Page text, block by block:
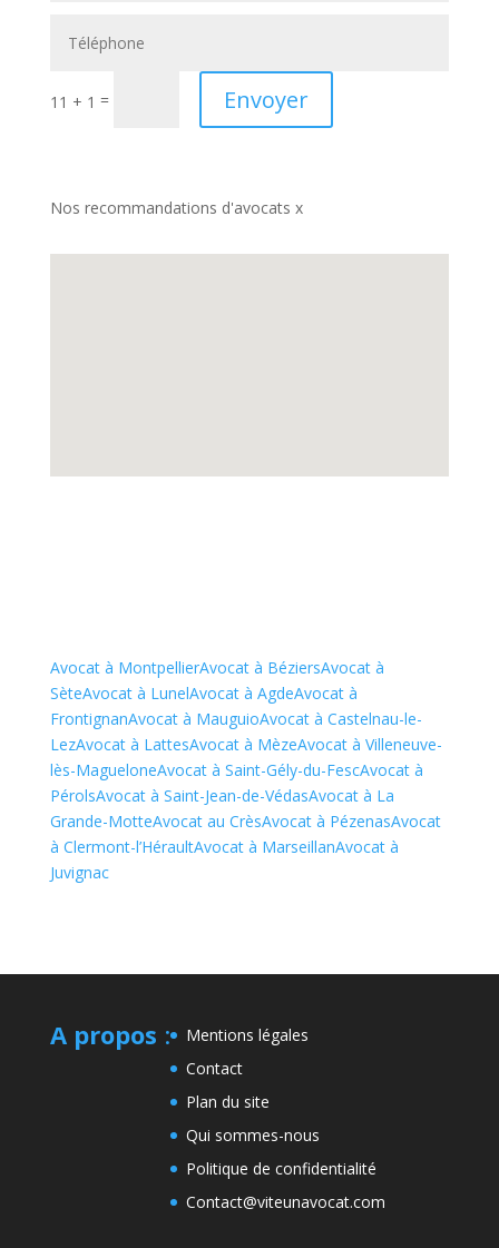
11 + 1 = Envoyer
Nos recommandations d'avocats x
Avocat à MontpellierAvocat à BéziersAvocat à
SèteAvocat à LunelAvocat à AgdeAvocat à
FrontignanAvocat à MauguioAvocat à Castelnau-le-
LezAvocat à LattesAvocat à MèzeAvocat à Villeneuve-
lès-MagueloneAvocat à Saint-Gély-du-FescAvocat à
PérolsAvocat à Saint-Jean-de-VédasAvocat à La
Grande-MotteAvocat au CrèsAvocat à PézenasAvocat
à Clermont-l’HéraultAvocat à MarseillanAvocat à
Juvignac
A propos :
Mentions légales
Contact
Plan du site
Qui sommes-nous
Politique de confidentialité
Contact@viteunavocat.com